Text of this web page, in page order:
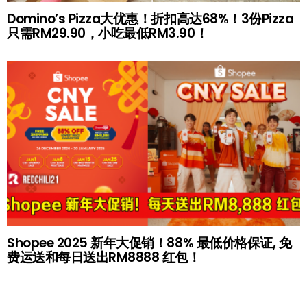
Domino’s Pizza大优惠！折扣高达68%！3份Pizza
只需RM29.90，小吃最低RM3.90！
Shopee 2025 新年大促销！88% 最低价格保证, 免
费运送和每日送出RM8888 红包！